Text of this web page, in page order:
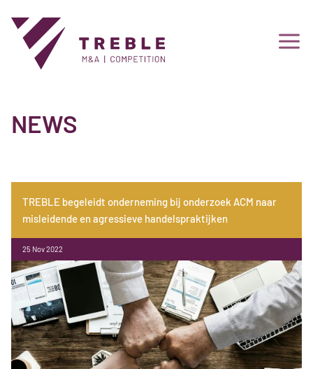
NEWS
TREBLE begeleidt onderneming bij onderzoek ACM naar
misleidende en agressieve handelspraktijken
25 Nov 2022